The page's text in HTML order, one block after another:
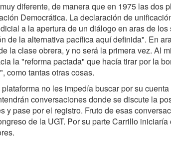
diferente, de manera que en 1975 las dos
Democrática. La declaración de
a la apertura de un diálogo en aras de
de la alternativa pacífica aquí definida". En
la clase obrera, y no será la primera vez. Al
la "reforma pactada" que hacía tirar por la
como tantas otras cosas.
no les impedía buscar por su
conversaciones donde se discute la
y pase por el registro. Fruto de esas
de la UGT. Por su parte Carrillo